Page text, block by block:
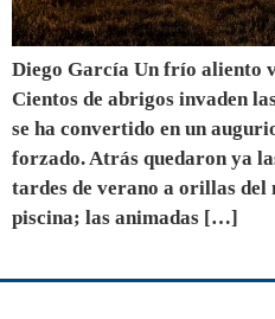
Diego García Un frío aliento
Cientos de abrigos invaden
se ha convertido en un
forzado. Atrás quedaron ya
tardes de verano a orillas del
piscina; las animadas […]